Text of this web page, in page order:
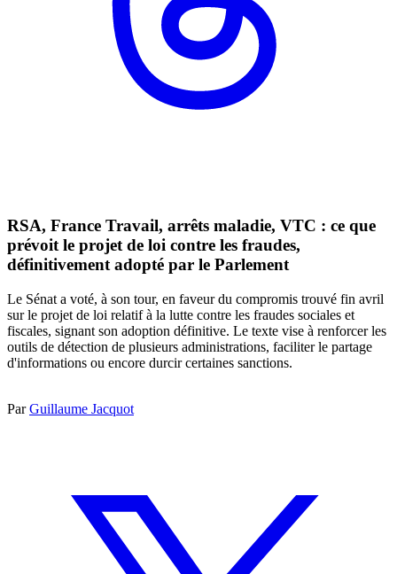
RSA, France Travail, arrêts maladie, VTC : ce que
prévoit le projet de loi contre les fraudes,
définitivement adopté par le Parlement
Le Sénat a voté, à son tour, en faveur du compromis trouvé fin avril
sur le projet de loi relatif à la lutte contre les fraudes sociales et
fiscales, signant son adoption définitive. Le texte vise à renforcer les
outils de détection de plusieurs administrations, faciliter le partage
d'informations ou encore durcir certaines sanctions.
ParGuillaume Jacquot